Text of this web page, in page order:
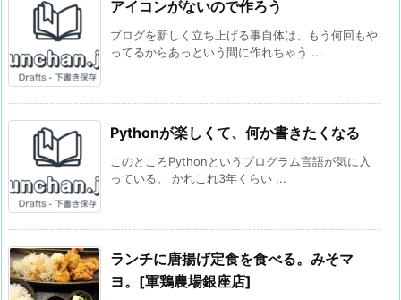
アイコンがないので作ろう
ブログを新しく立ち上げる事自体は、もう何回もや
ってるからあっという間に作れちゃう ...
Pythonが楽しくて、何か書きたくなる
このところPythonというプログラム言語が気に入
っている。 かれこれ3年くらい ...
ランチに唐揚げ定食を食べる。みそマ
ヨ。[軍鶏農場銀座店]